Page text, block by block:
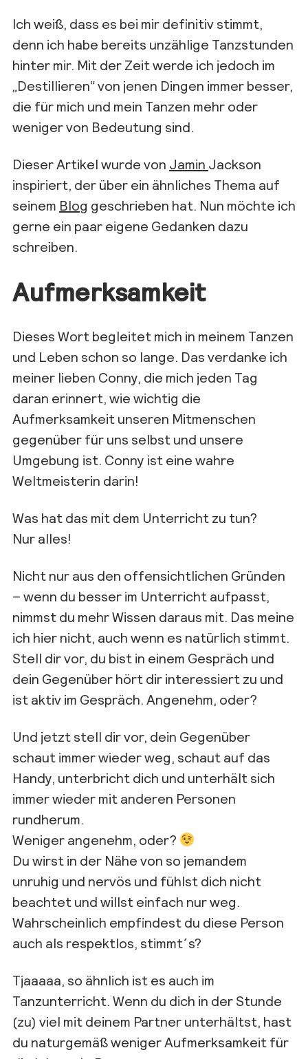
Ich weiß, dass es bei mir definitiv stimmt,
denn ich habe bereits unzählige Tanzstunden
hinter mir. Mit der Zeit werde ich jedoch im
„Destillieren“ von jenen Dingen immer besser,
die für mich und mein Tanzen mehr oder
weniger von Bedeutung sind
Dieser Artikel wurde von Jamin Jackson
inspiriert, der über ein ähnliches Thema auf
seinem Blog geschrieben hat. Nun möchte ich
gerne ein paar eigene Gedanken dazu
schreiben.
Aufmerksamkeit
Dieses Wort begleitet mich in meinem Tanzen
und Leben schon so lange . Das verdanke ich
meiner lieben Conny, die mich jeden Tag
daran erinnert, wie wichtig die
Aufmerksamkeit unseren Mitmenschen
gegenüber für uns selbst und unsere
Umgebung ist. Conny ist eine wahre
Weltmeisterin darin!
Was hat das mit dem Unterricht zu tun?
Nur alles!
Nicht nur aus den offensichtlichen Gründen
– wenn du besser im Unterricht aufpasst
nimmst du mehr Wissen daraus mit . Das meine
ich hier nicht, auch wenn es natürlich stimmt.
Stell dir vor, du bist in einem Gespräch und
dein Gegenüber hört dir interessiert zu und
ist aktiv im Gespräch. Angenehm, oder?
Und jetzt stell dir vor, dein Gegenüber
schaut immer wieder weg, schaut auf das
Handy, unterbricht dich und unterhält sich
immer wieder mit anderen Personen
rundherum.
Weniger angenehm, oder?
Du wirst in der Nähe von so jemandem
unruhig und nervös und fühlst dich nicht
beachtet und willst einfach nur weg.
Wahrscheinlich empfindest du diese Person
auch als respektlos, stimmt´s?
Tjaaaaa , so ähnlich ist es auch im
Tanzunterricht. Wenn du dich in der Stunde
(zu) viel mit deinem Partner unterhältst, hast
du naturgemäß weniger Aufmerksamkeit für